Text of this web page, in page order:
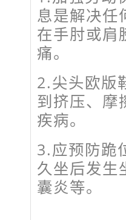
息是解决任
在手肘或肩
痛。
2.尖头欧版
到挤压、摩
疾病。
3.应预防跪
久坐后发生
囊炎等。